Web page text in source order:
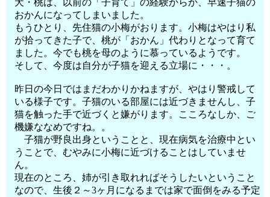
犬・桃は、以前の「子育て」の経験からか、早速子猫の
おかんになってしまいました。
もうひとり、先住猫の小梅がおります。小梅はやはり私
が拾ってきた子で、桃が「おかん」代わりとなって育て
ました。今でも桃を母のように慕っているようです。
そして、今度は自分が子猫を迎える立場に・・・。
昨日の今日ではまだわかりかねますが、やはり警戒して
いる様子です。子猫のいる部屋には近づきませんし、子
猫を触った手で近づくと嫌がります。こころなしか、ご
機嫌ななめですね。。
子猫が野良出身ということと、現在病気を治療中とい
うことで、むやみに小梅に近づけることはしていませ
ん。
現在のところ、姉が引き取れればそうしたいということ
なので、生後２～3ヶ月になるまでは家で面倒をみる予定